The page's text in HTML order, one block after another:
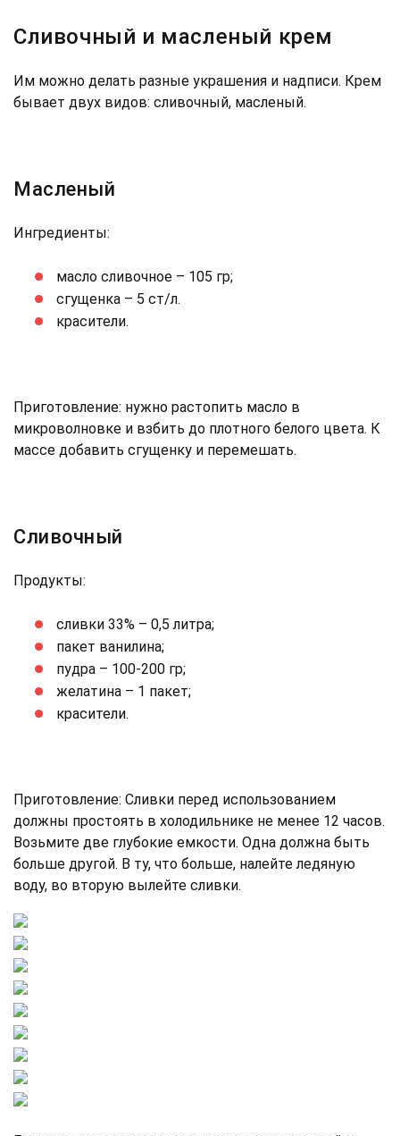
Сливочный и масленый крем
Им можно делать разные украшения и надписи. Крем
бывает двух видов: сливочный, масленый.
Масленый
Ингредиенты:
масло сливочное – 105 гр;
сгущенка – 5 ст/л.
красители.
Приготовление: нужно растопить масло в
микроволновке и взбить до плотного белого цвета. К
массе добавить сгущенку и перемешать.
Сливочный
Продукты:
сливки 33% – 0,5 литра;
пакет ванилина;
пудра – 100-200 гр;
желатина – 1 пакет;
красители.
Приготовление: Сливки перед использованием
должны простоять в холодильнике не менее 12 часов.
Возьмите две глубокие емкости. Одна должна быть
больше другой. В ту, что больше, налейте ледяную
воду, во вторую вылейте сливки.